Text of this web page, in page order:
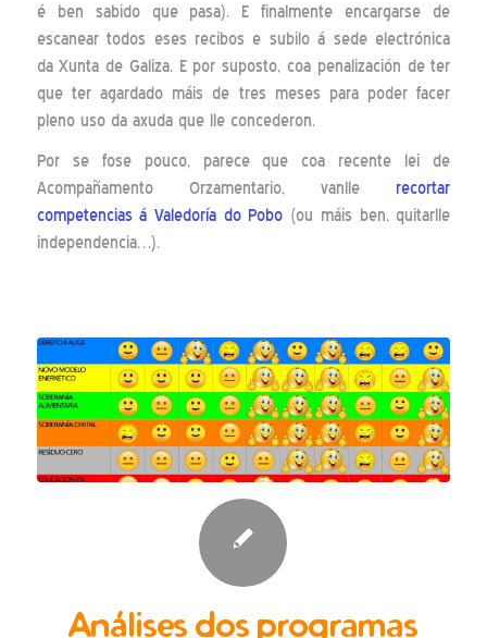
é ben sabido que pasa). E finalmente encargarse de
escanear todos eses recibos e subilo á sede electrónica
da Xunta de Galiza. E por suposto, coa penalización de ter
que ter agardado máis de tres meses para poder facer
pleno uso da axuda que lle concederon.
Por se fose pouco, parece que coa recente lei de
Acompañamento Orzamentario, vanlle recortar
competencias á Valedoría do Pobo (ou máis ben, quitarlle
independencia…).
Análises dos programas